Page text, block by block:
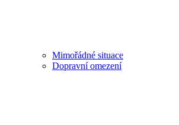
Mimořádné situace
Dopravní omezení